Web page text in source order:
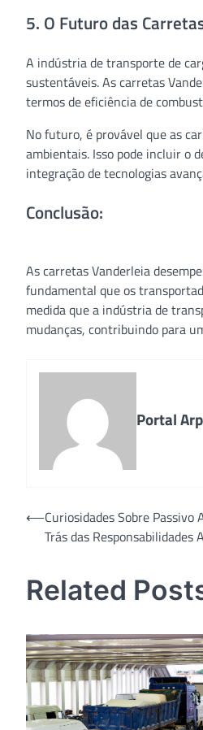
5. O Futuro das
A indústria de transporte de
sustentáveis. As carretas
termos de eficiência de
No futuro, é provável que as
ambientais. Isso pode incluir o
integração de tecnologias
Conclusão:
As carretas Vanderleia
fundamental que os
medida que a indústria de
mudanças, contribuindo para
Portal Arp
Navegação
⟵Curiosidades Sobre Passivo
Trás das Responsabilidades
Related